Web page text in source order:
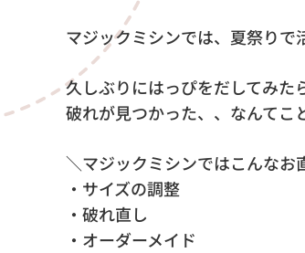
マジックミシンでは、夏祭りで
久しぶりにはっぴをだしてみた
破れが見つかった、、なんてこ
＼マジックミシンではこんなお
・サイズの調整
・破れ直し
・オーダーメイド